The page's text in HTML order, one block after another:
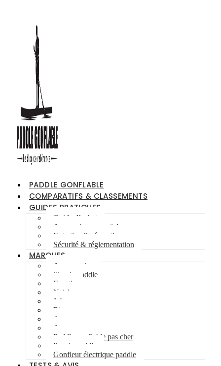
PADDLE GONFLABLE
COMPARATIFS & CLASSEMENTS
GUIDES PRATIQUES
Guide d’achat
Accessoires essentiels
Entretien & réparations
Sécurité & réglementation
MARQUES
Aqua marina
Simple paddle
Fanatic
Naish
Jobe
Bic
Aquatone
Anomy
Paddle gonflable pas cher
Pagaie paddle
Gonfleur électrique paddle